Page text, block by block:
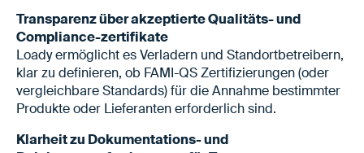
Transparenz über akzep­tierte Qualitäts- und
Compliance­-zertifikate
Loady ermöglicht es Verladern und Standortbetreibern,
klar zu definieren, ob FAMI-QS Zertifizierungen (oder
vergleichbare Standards) für die Annahme bestimmter
Produkte oder Lieferanten erforderlich sind.
Klarheit zu Dokumentations- und